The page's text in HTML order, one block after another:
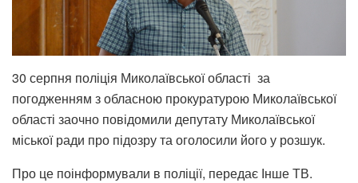
30 серпня поліція Миколаївської області за
погодженням з обласною прокуратурою Миколаївської
області заочно повідомили депутату Миколаївської
міської ради про підозру та оголосили його у розшук.
Про це поінформували в поліції, передає Інше ТВ.